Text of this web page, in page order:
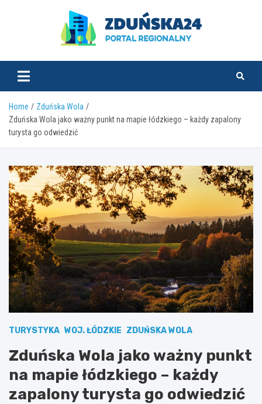
zdunska24.pl
Home
Zduńska Wola
Zduńska Wola jako ważny punkt na mapie łódzkiego – każdy zapalony
turysta go odwiedzić
TURYSTYKA WOJ. ŁÓDZKIE ZDUŃSKA WOLA
Zduńska Wola jako ważny punkt
na mapie łódzkiego – każdy
zapalony turysta go odwiedzić